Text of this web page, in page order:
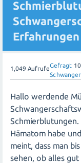
1,049 AufrufeGefragt
Hallo werdende
Schmierblutungen.
Hämatom habe
meint, dass man
sehen, ob alles